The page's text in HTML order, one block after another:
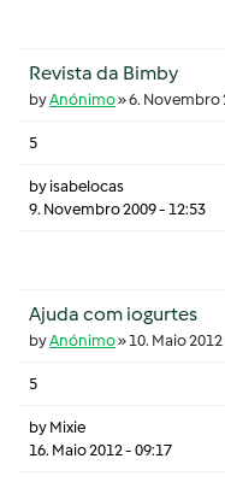
Revista da Bimby
byAnónimo»6. Novembro
5
byisabelocas
9. Novembro 2009 - 12:53
Ajuda com iogurtes
byAnónimo»10. Maio
5
by Mixie
16. Maio 2012 - 09:17